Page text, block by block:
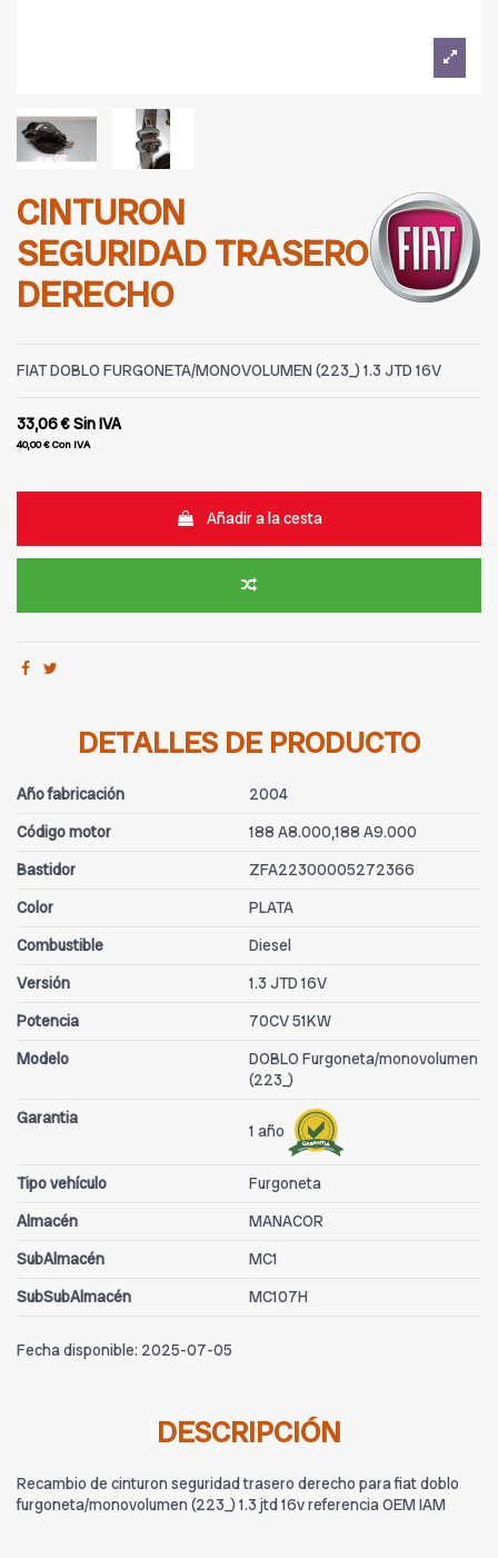
CINTURON
SEGURIDAD TRASERO
DERECHO
FIAT DOBLO FURGONETA/MONOVOLUMEN (223_) 1.3 JTD 16V
33,06 €Sin IVA
40,00 €Con IVA
Añadir a la cesta
DETALLES DE PRODUCTO
Año fabricación
2004
Código motor
188 A8.000,188 A9.000
Bastidor
ZFA22300005272366
Color
PLATA
Combustible
Diesel
Versión
1.3 JTD 16V
Potencia
70CV 51KW
Modelo
DOBLO Furgoneta/monovolumen
(223_)
Garantia
1 año
Tipo vehículo
Furgoneta
Almacén
MANACOR
SubAlmacén
MC1
SubSubAlmacén
MC107H
Fecha disponible: 2025-07-05
DESCRIPCIÓN
Recambio de cinturon seguridad trasero derecho para fiat doblo
furgoneta/monovolumen (223_) 1.3 jtd 16v referencia OEM IAM